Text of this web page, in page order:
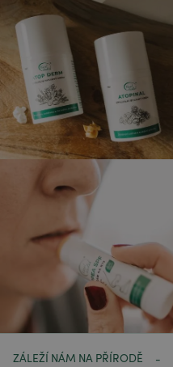
ZÁLEŽÍ NÁM NA PŘÍRODĚ -